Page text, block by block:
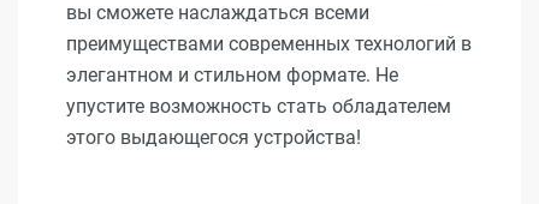
вы сможете наслаждаться всеми
преимуществами современных технологий в
элегантном и стильном формате. Не
упустите возможность стать обладателем
этого выдающегося устройства!